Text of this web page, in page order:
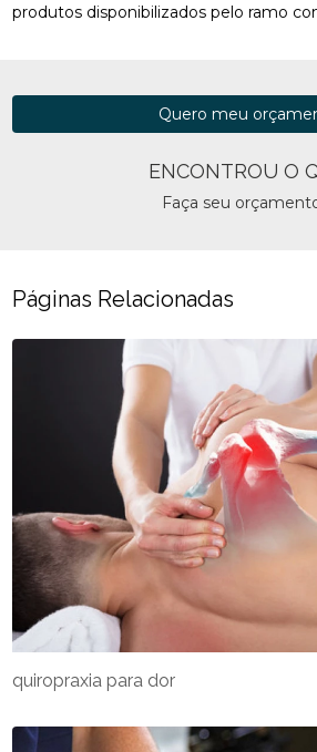
produtos disponibilizados pelo ramo
ENCONTROU O
Faça seu
Quero meu
Páginas Relacionadas
quiropraxia para dor